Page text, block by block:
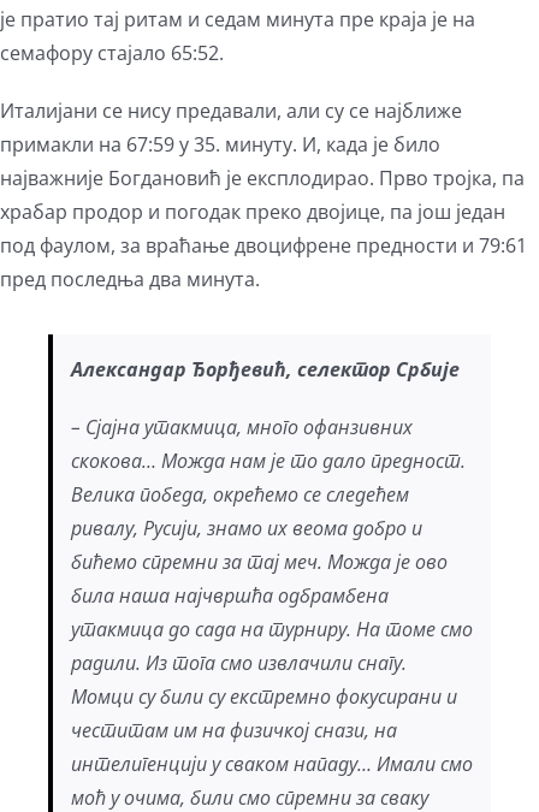
је пратио тај ритам и седам минута пре краја је на
семафору стајало 65:52.
Италијани се нису предавали, али су се најближе
примакли на 67:59 у 35. минуту. И, када је било
најважније Богдановић је експлодирао. Прво тројка, па
храбар продор и погодак преко двојице, па још један
под фаулом, за враћање двоцифрене предности и 79:61
пред последња два минута.
Александар Ђорђевић, селектор Србије
– Сјајна утакмица, много офанзивних
скокова… Можда нам је то дало предност.
Велика победа, окрећемо се следећем
ривалу, Русији, знамо их веома добро и
бићемо спремни за тај меч. Можда је ово
била наша најчвршћа одбрамбена
утакмица до сада на турниру. На томе смо
радили. Из тога смо извлачили снагу.
Момци су били су екстремно фокусирани и
честитам им на физичкој снази, на
интелигенцији у сваком нападу… Имали смо
моћ у очима, били смо спремни за сваку